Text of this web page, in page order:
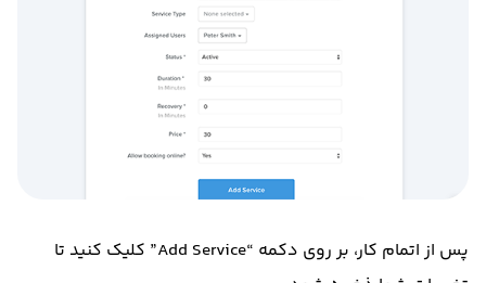
پس از اتمام کار، بر روی دکمه “Add Service” کلیک کنید تا